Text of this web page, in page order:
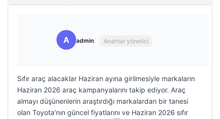
A admin Anahtar yönetici
Sıfır araç alacaklar Haziran ayına girilmesiyle markaların
Haziran 2026 araç kampanyalarını takip ediyor. Araç
almayı düşünenlerin araştırdığı markalardan bir tanesi
olan Toyota’nın güncel fiyatlarını ve Haziran 2026 sıfır